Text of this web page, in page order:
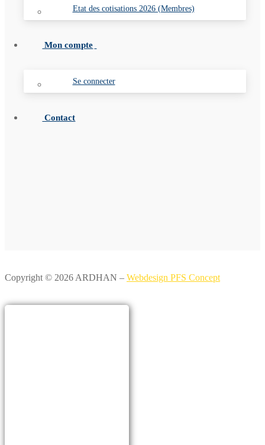
Etat des cotisations 2026 (Membres)
Mon compte
Se connecter
Contact
Copyright © 2026 ARDHAN – Webdesign PFS Concept